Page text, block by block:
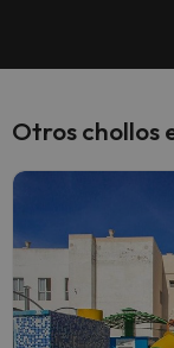
Otros chollos